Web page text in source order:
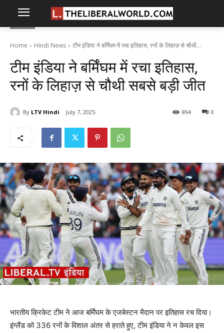
Home Hindi News टीम इंडिया ने बर्मिंघम में रचा इतिहास, रनों के लिहाज़ से चौथी...
टीम इंडिया ने बर्मिंघम में रचा इतिहास,
रनों के लिहाज़ से चौथी सबसे बड़ी जीत
By LTV Hindi July 7, 2025 0
894
भारतीय क्रिकेट टीम ने आज बर्मिंघम के एजबेस्टन मैदान पर इतिहास रच दिया।
इंग्लैंड को 336 रनों के विशाल अंतर से हराते हुए, टीम इंडिया ने न केवल इस